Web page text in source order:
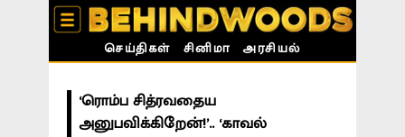
செய்திகள் சினிமா அரசியல்
‘ரொம்ப சித்ரவதைய
அனுபவிக்கிறேன்!’.. ‘காவல்